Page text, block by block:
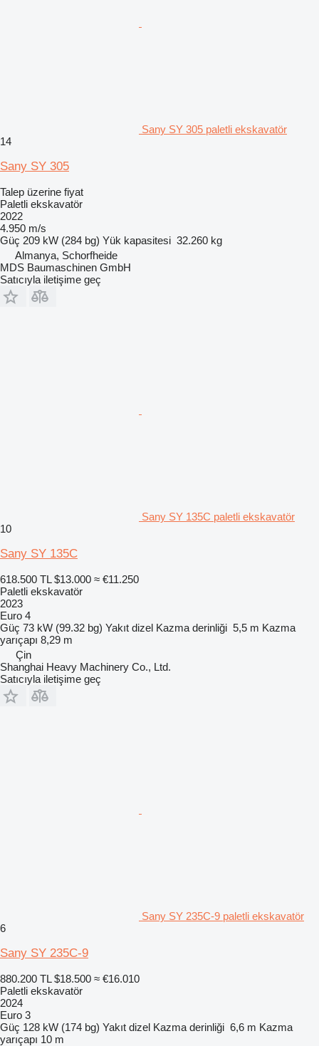
Sany SY 305 paletli ekskavatör
14
Sany SY 305
Talep üzerine fiyat
Paletli ekskavatör
2022
4.950 m/s
Güç 209 kW (284 bg) Yük kapasitesi 32.260 kg
Almanya, Schorfheide
MDS Baumaschinen GmbH
Satıcıyla iletişime geç
Sany SY 135C paletli ekskavatör
10
Sany SY 135C
618.500 TL $13.000 ≈ €11.250
Paletli ekskavatör
2023
Euro 4
Güç 73 kW (99.32 bg) Yakıt dizel Kazma derinliği 5,5 m Kazma
yarıçapı 8,29 m
Çin
Shanghai Heavy Machinery Co., Ltd.
Satıcıyla iletişime geç
Sany SY 235C-9 paletli ekskavatör
6
Sany SY 235C-9
880.200 TL $18.500 ≈ €16.010
Paletli ekskavatör
2024
Euro 3
Güç 128 kW (174 bg) Yakıt dizel Kazma derinliği 6,6 m Kazma
yarıçapı 10 m